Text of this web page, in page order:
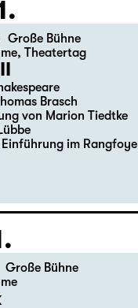
von
Calis
Einführung im Rangfoyer
von Hannes